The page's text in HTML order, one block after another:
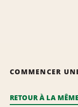
COMMENCER
RETOUR À LA